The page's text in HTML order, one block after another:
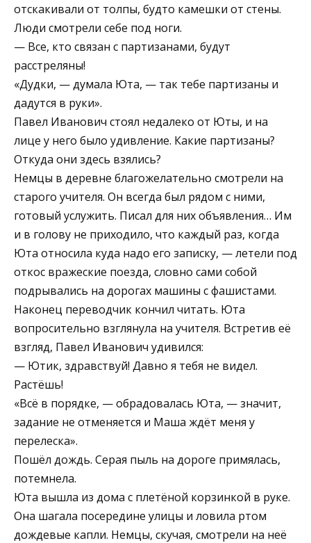
отскакивали от толпы, будто камешки от стены.
Люди смотрели себе под ноги.
— Все, кто связан с партизанами, будут
расстреляны!
«Дудки, — думала Юта, — так тебе партизаны и
дадутся в руки».
Павел Иванович стоял недалеко от Юты, и на
лице у него было удивление. Какие партизаны?
Откуда они здесь взялись?
Немцы в деревне благожелательно смотрели на
старого учителя. Он всегда был рядом с ними,
готовый услужить. Писал для них объявления… Им
и в голову не приходило, что каждый раз, когда
Юта относила куда надо его записку, — летели под
откос вражеские поезда, словно сами собой
подрывались на дорогах машины с фашистами.
Наконец переводчик кончил читать. Юта
вопросительно взглянула на учителя. Встретив её
взгляд, Павел Иванович удивился:
— Ютик, здравствуй! Давно я тебя не видел.
Растёшь!
«Всё в порядке, — обрадовалась Юта, — значит,
задание не отменяется и Маша ждёт меня у
перелеска».
Пошёл дождь. Серая пыль на дороге примялась,
потемнела.
Юта вышла из дома с плетёной корзинкой в руке.
Она шагала посередине улицы и ловила ртом
дождевые капли. Немцы, скучая, смотрели на неё